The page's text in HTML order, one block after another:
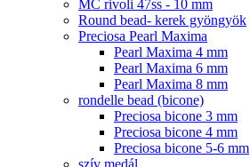
MC rivoli 47ss - 10 mm
Round bead- kerek gyöngyök
Preciosa Pearl Maxima
Pearl Maxima 4 mm
Pearl Maxima 6 mm
Pearl Maxima 8 mm
rondelle bead (bicone)
Preciosa bicone 3 mm
Preciosa bicone 4 mm
Preciosa bicone 5-6 mm